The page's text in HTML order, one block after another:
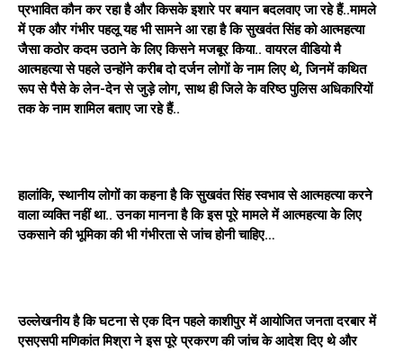
प्रभावित कौन कर रहा है और किसके इशारे पर बयान बदलवाए जा रहे हैं..मामले
में एक और गंभीर पहलू यह भी सामने आ रहा है कि सुखवंत सिंह को आत्महत्या
जैसा कठोर कदम उठाने के लिए किसने मजबूर किया.. वायरल वीडियो मै
आत्महत्या से पहले उन्होंने करीब दो दर्जन लोगों के नाम लिए थे, जिनमें कथित
रूप से पैसे के लेन-देन से जुड़े लोग, साथ ही जिले के वरिष्ठ पुलिस अधिकारियों
तक के नाम शामिल बताए जा रहे हैं..
हालांकि, स्थानीय लोगों का कहना है कि सुखवंत सिंह स्वभाव से आत्महत्या करने
वाला व्यक्ति नहीं था.. उनका मानना है कि इस पूरे मामले में आत्महत्या के लिए
उकसाने की भूमिका की भी गंभीरता से जांच होनी चाहिए…
उल्लेखनीय है कि घटना से एक दिन पहले काशीपुर में आयोजित जनता दरबार में
एसएसपी मणिकांत मिश्रा ने इस पूरे प्रकरण की जांच के आदेश दिए थे और